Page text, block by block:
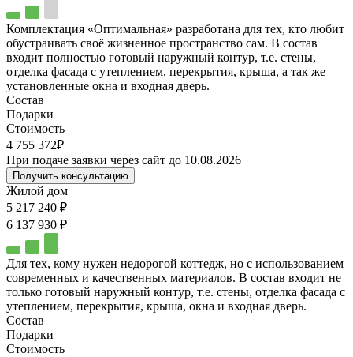
Комплектация «Оптимальная» разработана для тех, кто любит
обустраивать своё жизненное пространство сам. В состав
входит полностью готовый наружный контур, т.е. стены,
отделка фасада с утеплением, перекрытия, крыша, а так же
установленные окна и входная дверь.
Состав
Подарки
Стоимость
4 755 372₽
При подаче заявки через сайт до 10.08.2026
Получить консультацию
Жилой дом
5 217 240 ₽
6 137 930 ₽
Для тех, кому нужен недорогой коттедж, но с использованием
современных и качественных материалов. В состав входит не
только готовый наружный контур, т.е. стены, отделка фасада с
утеплением, перекрытия, крыша, окна и входная дверь.
Состав
Подарки
Стоимость